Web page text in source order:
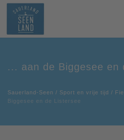
... aan de Biggesee en
Sauerland-Seen / Sport en vrije tijd /
Biggesee en de Listersee